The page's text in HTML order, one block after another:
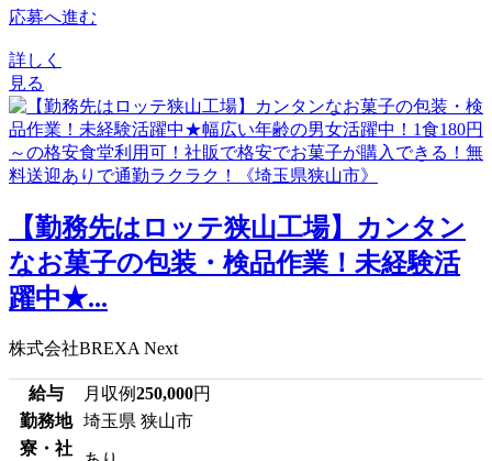
応募へ進む
詳しく
見る
【勤務先はロッテ狭山工場】カンタン
なお菓子の包装・検品作業！未経験活
躍中★...
株式会社BREXA Next
給与 月収例250,000円
勤務地
埼玉県 狭山市
寮・社